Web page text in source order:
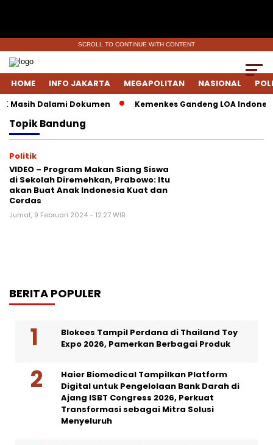
SCROLL TO CONTINUE WITH CONTENT
HOME INFO JAKARTA MEGAPOLITAN NASIONAL
Masih Dalami Dokumen Kemenkes Gandeng LOA
TopikBandung
Politik
VIDEO – Program Makan Siang Siswa
di Sekolah Diremehkan, Prabowo: Itu
akan Buat Anak Indonesia Kuat dan
Cerdas
Jumat, 9 Februari 2024 - 12:27 WIB
BERITA POPULER
Blokees Tampil Perdana di Thailand Toy
Expo 2026, Pamerkan Berbagai Produk
Haier Biomedical Tampilkan Platform
Digital untuk Pengelolaan Bank Darah di
Ajang ISBT Congress 2026, Perkuat
Transformasi sebagai Mitra Solusi
Menyeluruh